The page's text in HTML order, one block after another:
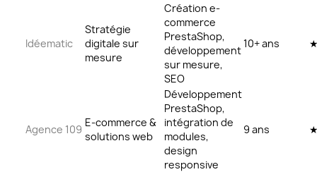
Idéematic
Stratégie
digitale sur
mesure
Création e-
commerce
PrestaShop,
développement
sur mesure,
SEO
10+ ans
Agence 109
E-commerce &
solutions web
Développement
PrestaShop,
intégration de
modules,
design
responsive
9 ans